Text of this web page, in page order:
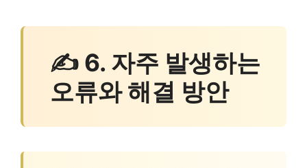
✍ 6. 자주 발생하는
오류와 해결 방안